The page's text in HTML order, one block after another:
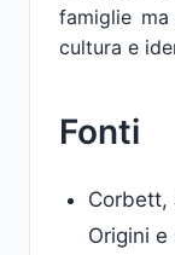
famiglie ma
cultura e
Fonti
Corbett,
Origini